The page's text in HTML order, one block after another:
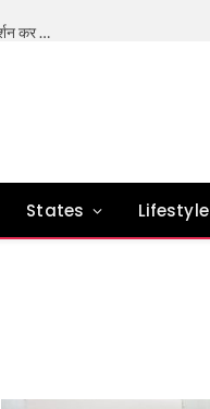
भारत में शिक्षा प्रणाली में सुधार की जरूरत- मोहन भागवत (अपनी मांगों को लेकर प्रदर्शन कर रहे छात्र राष्ट्र विरोधी नहीं है। ) देश के अलग-अलग हिस्सों में पेपर लीक को लेकर जेन जी (नई पीढ़ी) के बढ़ते विरोध के बीच, राष्ट्रीय स्वयंसेवक संघ के प्रमुख मोहन भागवत ने कहा कि उनकी शिकायतें जायज़ हैं और भारत की शिक्षा प्रणाली में सुधार की ज़रूरत है। हाल ही में छात्रों के विरोध-प्रदर्शन और प्रदर्शनकारियों को ‘राष्ट्र-विरोधी’ कहे जाने पर आरएसएस प्रमुख मोहन भागवत ने कहा कि अगर जेन जी विरोध कर रहा है, तो वे राष्ट्र-विरोधी नहीं हैं। वे हमारे ही लोग हैं, हमारी अगली पीढ़ी हैं। मुझे नहीं लगता कि जेन जी ऐसी है। मुझे लगता है कि नई पीढ़ी – जेन जी और जेन अल्फा- हमारी मौजूदा पीढ़ी से ज़्यादा ईमानदार है, और देशभक्ति व सेवा की सच्ची अपील उन पर असर करती है। उन्होंने आगे कहा कि अब, जेन जीऔर जेन अल्फा सवाल पूछते हैं, उन्हें तार्किक जवाब और प्यार चाहिए,लोकतंत्र में यही तरीका है। इसे अंग्रेज़ी में ‘डिबेट’ कहते हैं, हम इसे ‘शास्त्रार्थ’ कहते हैं – वहाँ कोई बहस नहीं होती, बल्कि दो पक्ष होते हैं: ‘पूर्व’ और ‘उत्तर’। हम सभी पहलुओं को देखते हैं और हर किसी का अपना नज़रिया होता है, इसलिए हर विषय पर एक नया पहलू सामने आता है। तो, हमें कई राय और विरोधी राय मिलती हैं, जो मिलकर सच्चाई की पूरी तस्वीर बनाती हैं। ऐसा ज़रूर होना चाहिए। भागवत ने कहा कि मैं यह नहीं कहूँगा कि जेन जी को विरोध नहीं करना चाहिए, लेकिन लोकतंत्र में विरोध करने और काम करने के कुछ तरीके होते हैं। संविधान बनाने वालों ने, और डॉ. बाबासाहेब अंबेडकर के भाषणों में, इस बारे में संकेत दिए गए हैं। इस पर ध्यान दिया जाना चाहिए। हमें यह भी देखना चाहिए कि जेन जी विरोध करने के लिए आवाज़ नहीं उठा रही है, वे ऐसा इसलिए कर रहे हैं क्योंकि उन्हें कुछ दिक्कतें हैं और उन्हें ठीक किया जाना चाहिए। आंदोलन मेरे या आपके ख़िलाफ़ नहीं, बल्कि सिस्टम को सुधारने के लिए होना चाहिए। एक कार्यक्रम में बोलते हुए भागवत ने कहा कि उन्हें पुलिस और प्रदर्शनकारियों के बीच हालिया टकराव के सही हालात के बारे में जानकारी नहीं है, लेकिन युवाओं पर उनका भरोसा अटूट है। भागवत ने कहा कि मैं ‘जेन ज़ेड’ पर आँख बंद करके भरोसा करूँगा। उन्होंने आगे कहा कि उन्हें देश के युवाओं की नीयत और उनकी आकांक्षाओं पर पूरा भरोसा है। उन्होंने कहा कि शिक्षा कोई कमर्शियल बिज़नेस नहीं है। समुदाय की मदद से शिक्षा व्यवस्था को बेहतर बनाया जा सकता है। शिक्षा का आर्थिक बोझ बहुत ज़्यादा है। हमें सतर्क और सक्रिय रहने की ज़रूरत है और सिस्टम का नियमित रूप से आकलन करना होगा। हमें अपने शिक्षकों को भी प्रशिक्षित करने की आवश्यकता है। शिक्षा देना सिर्फ़ सरकार की ज़िम्मेदारी नहीं है, बल्कि यह एक सामाजिक ज़िम्मेदारी भी है – मोहन भागवत
States Lifestyle